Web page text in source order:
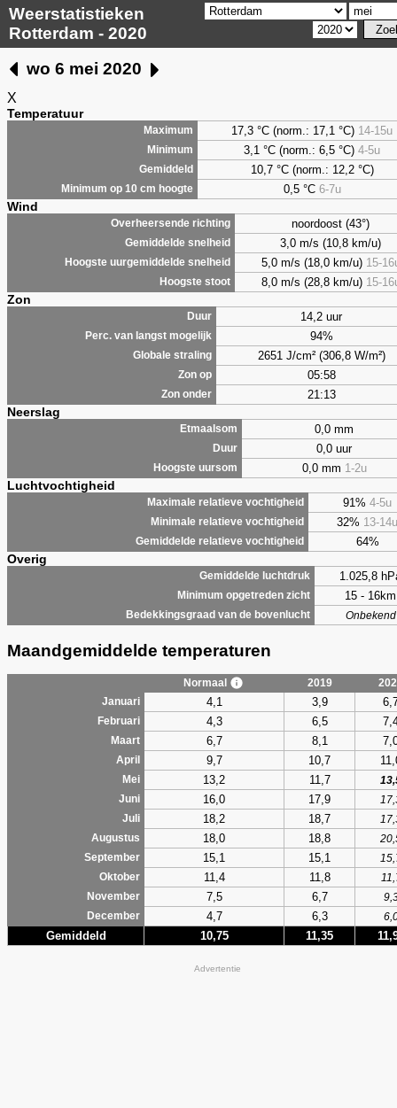
Weerstatistieken
Rotterdam - 2020
wo 6 mei 2020
X
Temperatuur
Maximum 17,3 °C (norm.: 17,1 °C) 14-15u
Minimum 3,1 °C (norm.: 6,5 °C) 4-5u
Gemiddeld 10,7 °C (norm.: 12,2 °C)
Minimum op 10 cm hoogte 0,5°C 6-7u
Wind
Overheersende richting noordoost (43°)
Gemiddelde snelheid 3,0 m/s (10,8 km/u)
Hoogste uurgemiddelde snelheid 5,0 m/s (18,0 km/u) 15-
Hoogste stoot 8,0 m/s (28,8 km/u) 15-
Zon
Duur 14,2 uur
Perc. van langst mogelijk 94%
Globale straling 2651 J/cm² (306,8 W/m²)
Zon op 05:58
Zon onder 21:13
Neerslag
Etmaalsom 0,0 mm
Duur 0,0 uur
Hoogste uursom 0,0 mm 1-2u
Luchtvochtigheid
Maximale relatieve vochtigheid 91% 4-5u
Minimale relatieve vochtigheid 32% 13-14u
Gemiddelde relatieve vochtigheid 64%
Overig
Gemiddelde luchtdruk 1.025,8
Minimum opgetreden zicht 15 - 16km
Bedekkingsgraad van de bovenlucht Onbekend
Maandgemiddelde temperaturen
Normaal 2019
Januari
4,1 3,9
Februari 4,3 6,5
Maart 6,7 8,1
April 9,7 10,7
Mei 13,2 11,7
Juni
16,0 17,9
Juli
18,2 18,7
Augustus
18,0 18,8
September
15,1 15,1
Oktober
11,4 11,8
November
7,5 6,7
December
4,7 6,3
Gemiddeld 10,75 11,35
Advertentie